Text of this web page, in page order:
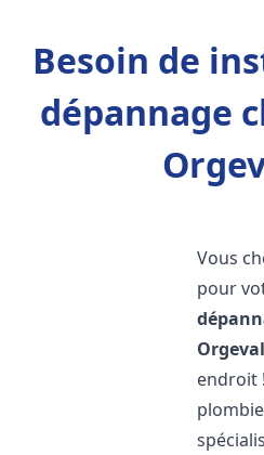
Besoin de
dépannage
Vous
pour
Orgeval
endroit